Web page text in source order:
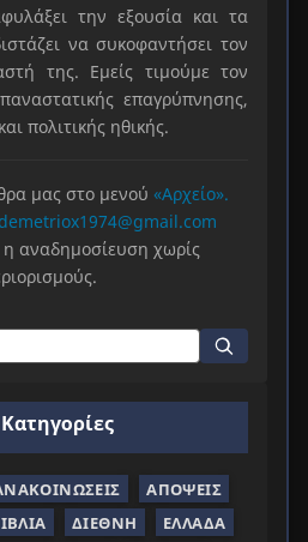
την εξουσία και τα
να συκοφαντήσει τον
της. Εμείς τιμούμε τον
επαγρύπνησης,
πολιτικής ηθικής.
μας στο μενού «Αρχείο».
demetriox1974@gmail.com
η αναδημοσίευση χωρίς
Κατηγορίες
ΑΠΌΨΕΙΣ
ΔΙΕΘΝΉ
ΕΛΛΆΔΑ